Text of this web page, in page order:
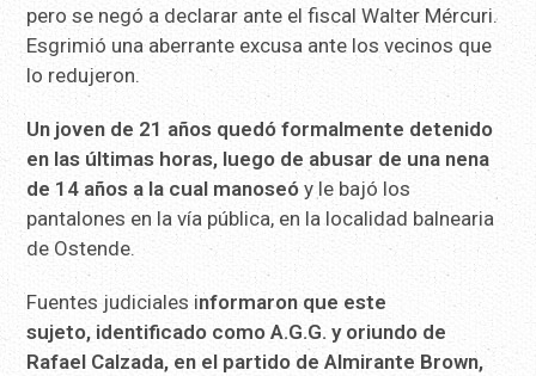
pero se negó a declarar ante el fiscal Walter Mércuri.
Esgrimió una aberrante excusa ante los vecinos que
lo redujeron.
Un joven de 21 años quedó formalmente detenido
en las últimas horas, luego de abusar de una nena
de 14 años a la cual manoseó y le bajó los
pantalones en la vía pública, en la localidad balnearia
de Ostende.
Fuentes judiciales informaron que este
sujeto, identificado como A.G.G. y oriundo de
Rafael Calzada, en el partido de Almirante Brown,